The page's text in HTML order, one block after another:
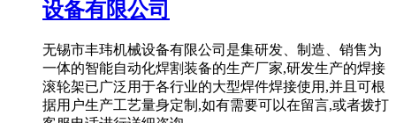
设备有限公司
无锡市丰玮机械设备有限公司是集研发、制造、销售为
一体的智能自动化焊割装备的生产厂家,研发生产的焊接
滚轮架已广泛用于各行业的大型焊件焊接使用,并且可根
据用户生产工艺量身定制,如有需要可以在留言,或者拨打